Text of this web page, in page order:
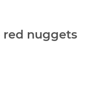
red nuggets